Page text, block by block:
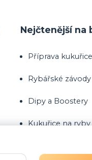
Nejčtenější na
Příprava kukuřice
Rybářské
Dipy a Boostery
Kukuřice na ryby